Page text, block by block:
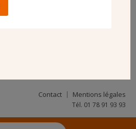
Contact Mentions légales
Tél. 01 78 91 93 93